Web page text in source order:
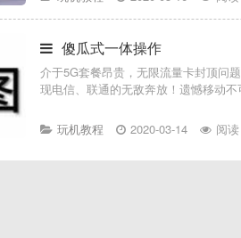
傻瓜式一体操作
介于5G套餐昂贵，无限流量卡封顶问
现电信、联通的无敌奔放！遗憾移动
玩机教程 2020-03-14 阅